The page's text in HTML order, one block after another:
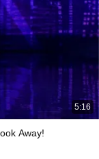
5:16
Away!